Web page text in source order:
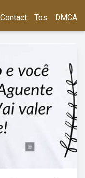
Contact Tos DMCA